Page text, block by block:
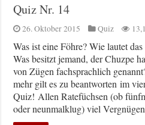
Quiz Nr. 14
26. Oktober 2015 Quiz
Was ist eine Föhre? Wie lautet
Was besitzt jemand, der Chuzpe
von Zügen fachsprachlich
mehr gilt es zu beantworten im
Quiz! Allen Ratefüchsen (ob
oder neunmalklug) viel